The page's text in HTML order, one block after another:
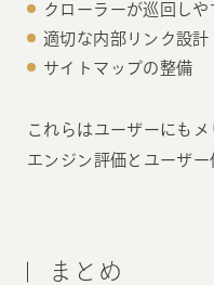
クローラーが巡回し
適切な内部リンク設計
サイトマップの整備
これらはユーザーにも
エンジン評価とユーザー
まとめ